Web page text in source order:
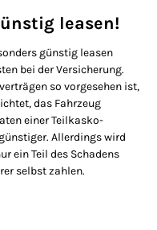
leasen!
günstig leasen
bei der Versicherung.
so vorgesehen ist,
das Fahrzeug
einer Teilkasko-
Allerdings wird
ein Teil des Schadens
selbst zahlen.